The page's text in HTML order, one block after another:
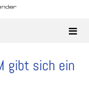
gibt sich ein